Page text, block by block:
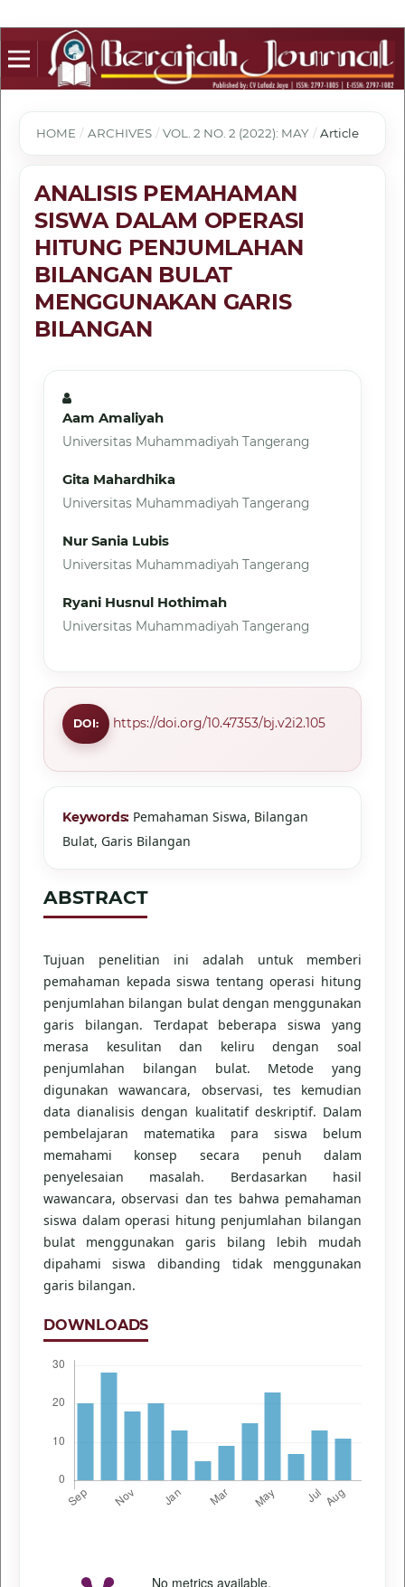
HOME / ARCHIVES / VOL. 2 NO. 2 (2022): MAY / Article
ANALISIS PEMAHAMAN
SISWA DALAM OPERASI
HITUNG PENJUMLAHAN
BILANGAN BULAT
MENGGUNAKAN GARIS
BILANGAN
Aam Amaliyah
Universitas Muhammadiyah Tangerang
Gita Mahardhika
Universitas Muhammadiyah Tangerang
Nur Sania Lubis
Universitas Muhammadiyah Tangerang
Ryani Husnul Hothimah
Universitas Muhammadiyah Tangerang
DOI: https://doi.org/10.47353/bj.v2i2.105
Keywords: Pemahaman Siswa, Bilangan
Bulat, Garis Bilangan
ABSTRACT
Tujuan penelitian ini adalah untuk memberi
pemahaman kepada siswa tentang operasi hitung
penjumlahan bilangan bulat dengan menggunakan
garis bilangan. Terdapat beberapa siswa yang
merasa kesulitan dan keliru dengan soal
penjumlahan bilangan bulat. Metode yang
digunakan wawancara, observasi, tes kemudian
data dianalisis dengan kualitatif deskriptif. Dalam
pembelajaran matematika para siswa belum
memahami konsep secara penuh dalam
penyelesaian masalah. Berdasarkan hasil
wawancara, observasi dan tes bahwa pemahaman
siswa dalam operasi hitung penjumlahan bilangan
bulat menggunakan garis bilang lebih mudah
dipahami siswa dibanding tidak menggunakan
garis bilangan.
DOWNLOADS
No metrics available.